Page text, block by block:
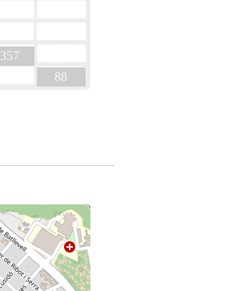
357
88